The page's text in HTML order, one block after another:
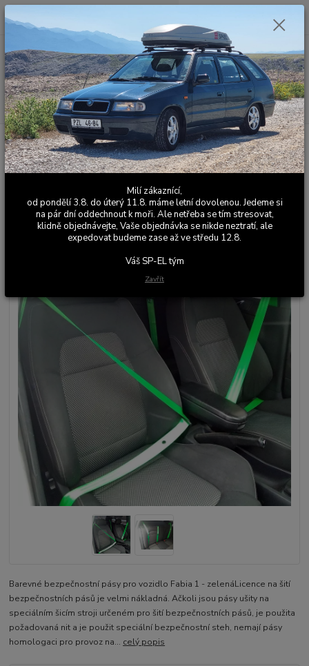
Menu
Hledat
Po - Pá 9:00 - 17:00
0,00 Kč
Úvod Barevné bezpečnostní pásy Škoda Fabia 1
Bezpečnostní pásy -
sada 5 ks - Fabia 1 - zelená
Bezpečnostní pásy - sada 5 ks -
Fabia 1 - zelená
Barevné bezpečnostní pásy pro vozidlo Fabia 1 - zelenáLicence na šití
bezpečnostních pásů je velmi nákladná. Ačkoli jsou pásy ušity na
speciálním šicím stroji určeném pro šití bezpečnostních pásů, je použita
požadovaná nit a je použit speciální bezpečnostní steh, nemají pásy
homologaci pro provoz na... celý popis
Milí zákaznící,
od pondělí 3.8. do úterý 11.8. máme letní dovolenou. Jedeme si
na pár dní oddechnout k moři. Ale netřeba se tím stresovat,
klidně objednávejte, Vaše objednávka se nikde neztratí, ale
expedovat budeme zase až ve středu 12.8.
Váš SP-EL tým
Zavřít